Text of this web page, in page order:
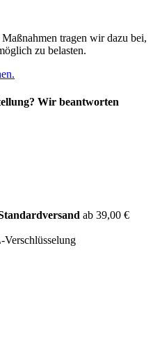
tragen wir dazu bei,
zu belasten.
Wir beantworten
ab 39,00 €
Verschlüsselung